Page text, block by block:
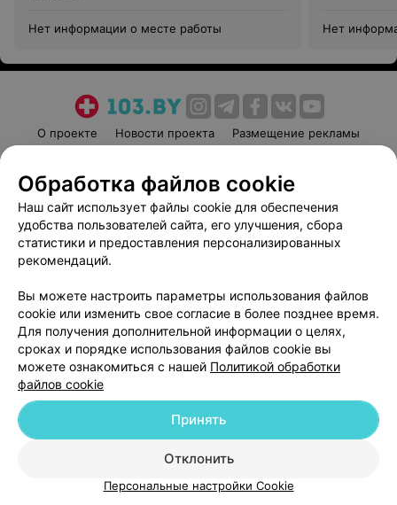
Нет информации о месте работы Нет
О проекте Новости проекта
Размещение рекламы
Пользовательское соглашение
Способы оплаты
Вакансии
Партнеры
Написать руководителю 103.by
Обработка персональных данных
© 2026 ООО «Артокс Лаб», УНП 191700409
| 220012, Республика Беларусь,
Служба поддержки +375 291212755
Обработка файлов cookie
Наш сайт использует файлы cookie для обеспечения
удобства пользователей сайта, его улучшения, сбора
статистики и предоставления персонализированных
рекомендаций.
Вы можете настроить параметры использования файлов
cookie или изменить свое согласие в более позднее время.
Для получения дополнительной информации о целях,
сроках и порядке использования файлов cookie вы
можете ознакомиться с нашей Политикой обработки
файлов cookie
Отклонить
Принять
Персональные настройки Cookie